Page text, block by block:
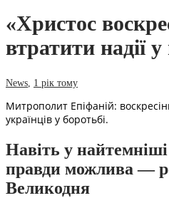
«Христос
втратити надії
News 1 рік тому
Митрополит Епіфаній:
українців у боротьбі.
Навіть у
правди можлива —
Великодня